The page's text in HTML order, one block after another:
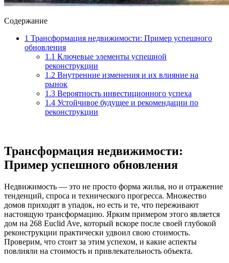
Содержание
1 Трансформация недвижимости: Пример успешного
обновления
1.1 Ключевые элементы успешной
реконструкции
1.2 Внутренние изменения и их влияние на
рынок
1.3 Вероятность инвестиционного успеха
1.4 Устойчивое будущее и рекомендации по
реконструкции
Трансформация недвижимости:
Пример успешного обновления
Недвижимость — это не просто форма жилья, но и отражение
тенденций, спроса и технического прогресса. Множество
домов приходят в упадок, но есть и те, что переживают
настоящую трансформацию. Ярким примером этого является
дом на 268 Euclid Ave, который вскоре после своей глубокой
реконструкции практически удвоил свою стоимость.
Проверим, что стоит за этим успехом, и какие аспекты
повлияли на стоимость и привлекательность объекта.